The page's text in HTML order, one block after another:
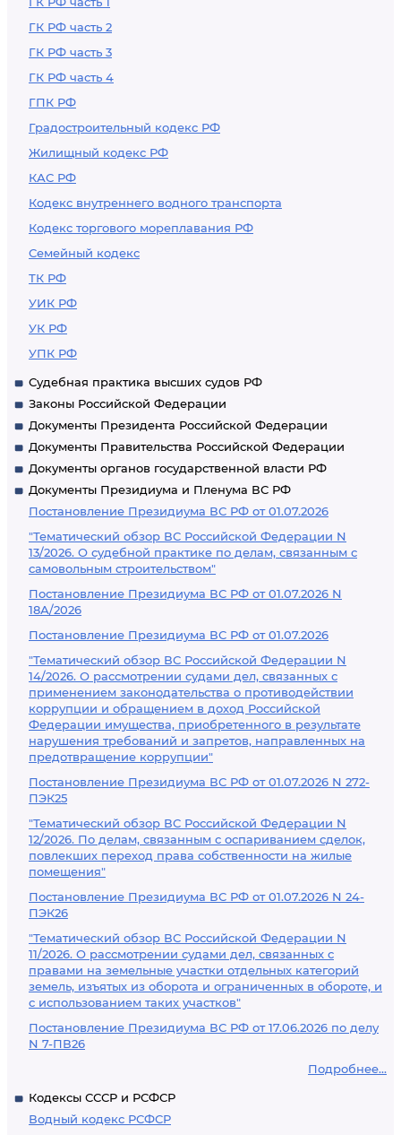
ГК РФ часть 2
ГК РФ часть 3
ГК РФ часть 4
ГПК РФ
Градостроительный кодекс РФ
Жилищный кодекс РФ
КАС РФ
Кодекс внутреннего водного транспорта
Кодекс торгового мореплавания РФ
Семейный кодекс
ТК РФ
УИК РФ
УК РФ
УПК РФ
Судебная практика высших судов РФ
Законы Российской Федерации
Документы Президента Российской Федерации
Документы Правительства Российской Федерации
Документы органов государственной власти РФ
Документы Президиума и Пленума ВС РФ
Постановление Президиума ВС РФ от 01.07.2026
"Тематический обзор ВС Российской Федерации N
13/2026. О судебной практике по делам, связанным с
самовольным строительством"
Постановление Президиума ВС РФ от 01.07.2026 N
18А/2026
Постановление Президиума ВС РФ от 01.07.2026
"Тематический обзор ВС Российской Федерации N
14/2026. О рассмотрении судами дел, связанных с
применением законодательства о противодействии
коррупции и обращением в доход Российской
Федерации имущества, приобретенного в результате
нарушения требований и запретов, направленных на
предотвращение коррупции"
Постановление Президиума ВС РФ от 01.07.2026 N 272-
ПЭК25
"Тематический обзор ВС Российской Федерации N
12/2026. По делам, связанным с оспариванием сделок,
повлекших переход права собственности на жилые
помещения"
Постановление Президиума ВС РФ от 01.07.2026 N 24-
ПЭК26
"Тематический обзор ВС Российской Федерации N
11/2026. О рассмотрении судами дел, связанных с
правами на земельные участки отдельных категорий
земель, изъятых из оборота и ограниченных в обороте, и
с использованием таких участков"
Постановление Президиума ВС РФ от 17.06.2026 по делу
N 7-ПВ26
Подробнее...
Кодексы СССР и РСФСР
Водный кодекс РСФСР